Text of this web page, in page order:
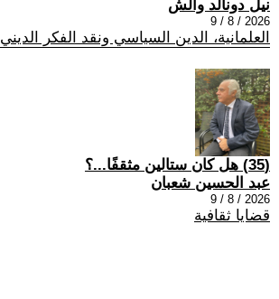
نيل دونالد والش
2026 / 8 / 9
العلمانية، الدين السياسي ونقد الفكر الديني
(35) هل كان ستالين مثقفًا...؟
عبد الحسين شعبان
2026 / 8 / 9
قضايا ثقافية